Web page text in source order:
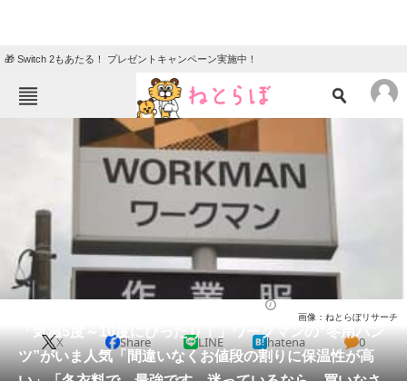
🎁 Switch 2もあたる！ プレゼントキャンペーン実施中！
ねとらぼメニュー
ニュース
クイズ
地域
住まい 教育・育児
動物 リサーチ
メディア
「気温5度～10度にぴったり！」ワークマンの“冬用パン
ツ”がいま人気「間違いなくお値段の割りに保温性が高
画像：ねとらぼリサーチ
X Share LINE hatena 0